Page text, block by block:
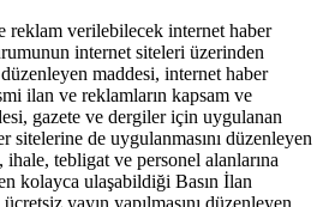
reklam verilebilecek internet haber
internet siteleri üzerinden
maddesi, internet haber
ilan ve reklamların kapsam ve
gazete ve dergiler için uygulanan
sitelerine de uygulanmasını düzenleyen
ihale, tebligat ve personel alanlarına
kolayca ulaşabildiği Basın İlan